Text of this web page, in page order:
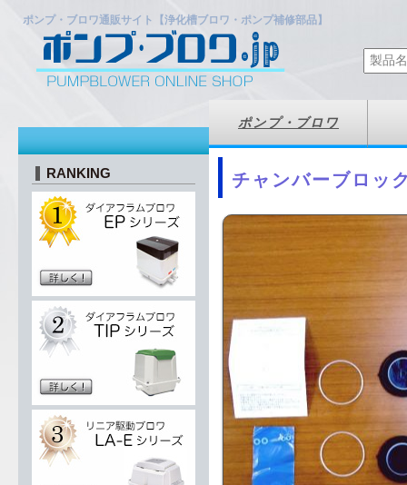
ポンプ・ブロワ通販サイト【浄化槽ブロワ・ポンプ補修部品】
ポンプ・ブロワ
チャンバーブロッ
RANKING